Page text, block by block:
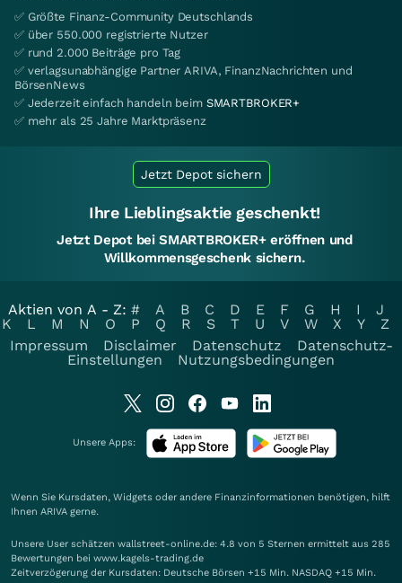
✅ Größte Finanz-Community Deutschlands
✅ über 550.000 registrierte Nutzer
✅ rund 2.000 Beiträge pro Tag
✅ verlagsunabhängige Partner ARIVA, FinanzNachrichten und
BörsenNews
✅ Jederzeit einfach handeln beim SMARTBROKER+
✅ mehr als 25 Jahre Marktpräsenz
Jetzt Depot sichern
Ihre Lieblingsaktie geschenkt!
Jetzt Depot bei SMARTBROKER+ eröffnen und
Willkommensgeschenk sichern.
Aktien von A - Z: # A B C D E F G H I
J
K
L M N O P Q R S T U V W X Y
Z
Impressum
Disclaimer Datenschutz
Datenschutz-
Einstellungen
Nutzungsbedingungen
Unsere Apps:
Wenn Sie Kursdaten, Widgets oder andere Finanzinformationen benötigen, hilft
Ihnen ARIVA gerne.
Unsere User schätzen wallstreet-online.de: 4.8 von 5 Sternen ermittelt aus 285
Bewertungen bei www.kagels-trading.de
Zeitverzögerung der Kursdaten: Deutsche Börsen +15 Min. NASDAQ +15 Min.